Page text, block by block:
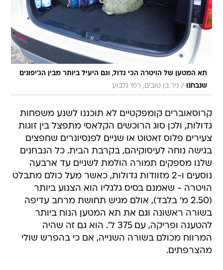
תא המטען של הויטרה הכי גדול, וגם היעיל ביותר מבין הג'יפונים
שנבחנו
/ ניר בן טובים, רמי גלבוע
קרוסאוברים קומפקטיים לא תוכננו לשנע משפחות
גדולות, ולכן סוג הרוכשים הקלאסי מתפצל בין זוגות
צעירים פלוס זאטוט או שניים לפנסיונרים שחפצים
בגישה נוחה לעיסוקיהם, בקרבת הבית. כל הנבחנים
שלנו מספקים תמורה הולמת לשניים עד ארבעה
נוסעים ו-2 מזוודות גדולות, כאשר מעל כולם מתבלט
הויטרה - שאמנם בסיס גלגליו הוא הצנוע ביותר
(2.50 מ' בלבד), אולם מגיש תחושת מרחב עדיפה
בשורה ראשונה וגם את תא המטען הנוח ביותר
להטענה ופריקה, עם 375 ל'. הוא גם זה שהיה
המרווח מכולם בשורה השנייה, אם כי בהפרש שולי
מהצרפתים.